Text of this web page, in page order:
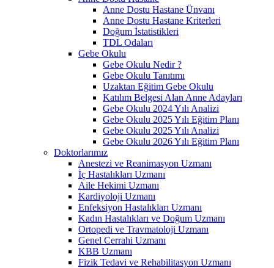
Anne Dostu Hastane Ünvanı
Anne Dostu Hastane Kriterleri
Doğum İstatistikleri
TDL Odaları
Gebe Okulu
Gebe Okulu Nedir ?
Gebe Okulu Tanıtımı
Uzaktan Eğitim Gebe Okulu
Katılım Belgesi Alan Anne Adayları
Gebe Okulu 2024 Yılı Analizi
Gebe Okulu 2025 Yılı Eğitim Planı
Gebe Okulu 2025 Yılı Analizi
Gebe Okulu 2026 Yılı Eğitim Planı
Doktorlarımız
Anestezi ve Reanimasyon Uzmanı
İç Hastalıkları Uzmanı
Aile Hekimi Uzmanı
Kardiyoloji Uzmanı
Enfeksiyon Hastalıkları Uzmanı
Kadın Hastalıkları ve Doğum Uzmanı
Ortopedi ve Travmatoloji Uzmanı
Genel Cerrahi Uzmanı
KBB Uzmanı
Fizik Tedavi ve Rehabilitasyon Uzmanı